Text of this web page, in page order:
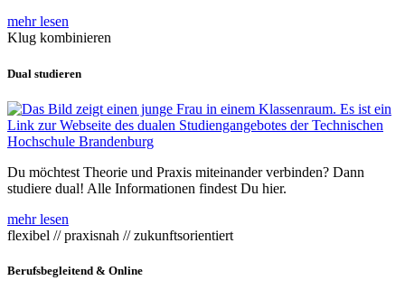
mehr lesen
Klug kombinieren
Dual studieren
Du möchtest Theorie und Praxis miteinander verbinden? Dann
studiere dual! Alle Informationen findest Du hier.
mehr lesen
flexibel // praxisnah // zukunftsorientiert
Berufsbegleitend & Online